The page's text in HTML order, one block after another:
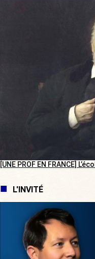
[UNE PROF EN FRANCE]
L'INVITÉ